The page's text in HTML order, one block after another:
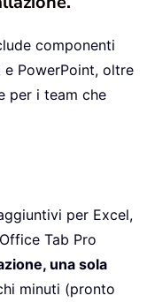
componenti
PowerPoint, oltre
per i team che
per Excel,
Tab Pro
una sola
minuti (pronto